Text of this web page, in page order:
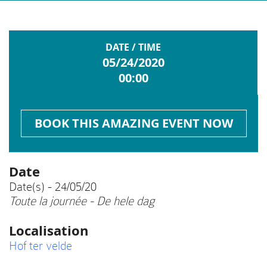
DATE / TIME
05/24/2020
00:00
BOOK THIS AMAZING EVENT NOW
Date
Date(s) - 24/05/20
Toute la journée - De hele dag
Localisation
Hof ter velde